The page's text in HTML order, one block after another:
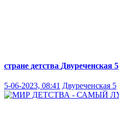
стране детства Двуреченская 5
5-06-2023, 08:41 Двуреченская 5